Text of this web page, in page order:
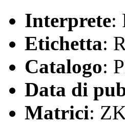
Interprete:
Etichetta:
Catalogo:
Data di
Matrici: